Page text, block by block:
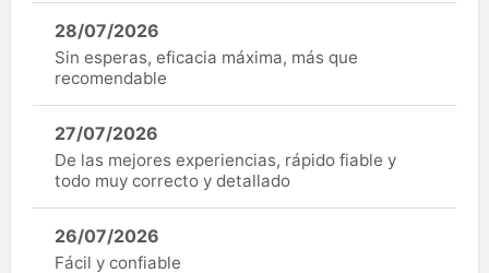
28/07/2026
Sin esperas, eficacia máxima, más que
recomendable
27/07/2026
De las mejores experiencias, rápido fiable y
todo muy correcto y detallado
26/07/2026
Fácil y confiable